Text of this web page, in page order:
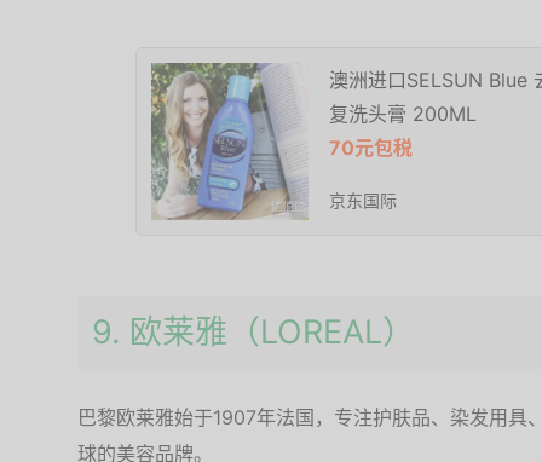
澳洲进口SELSUN Blue
复洗头膏 200ML
70元包税
京东国际
9. 欧莱雅（LOREAL）
巴黎欧莱雅始于1907年法国，专注护肤品、染发用具
球的美容品牌。